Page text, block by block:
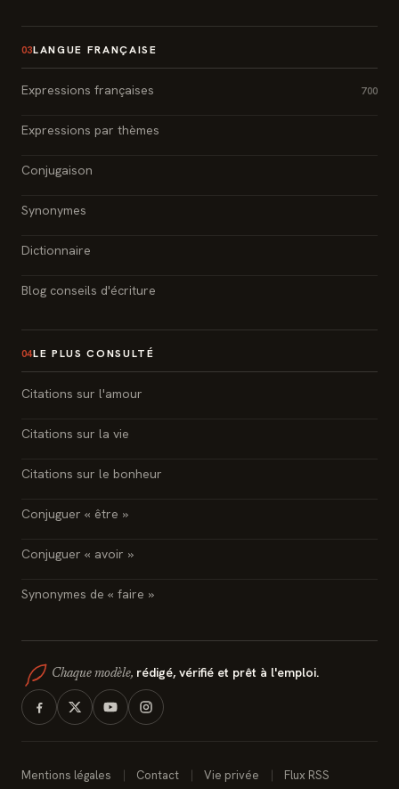
03LANGUE FRANÇAISE
Expressions françaises 700
Expressions par thèmes
Conjugaison
Synonymes
Dictionnaire
Blog conseils d'écriture
04LE PLUS CONSULTÉ
Citations sur l'amour
Citations sur la vie
Citations sur le bonheur
Conjuguer « être »
Conjuguer « avoir »
Synonymes de « faire »
Chaque modèle, rédigé, vérifié et prêt à l'emploi.
Mentions légales Contact Vie privée Flux RSS